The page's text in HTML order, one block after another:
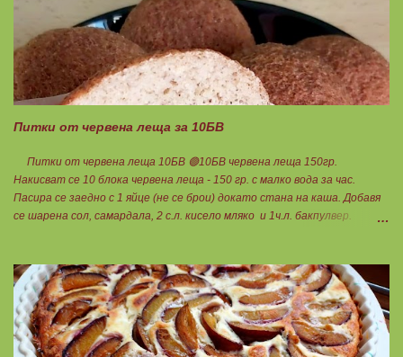
Питки от червена леща за 10БВ
Питки от червена леща 10БВ 🟢10БВ червена леща 150гр.
Накисват се 10 блока червена леща - 150 гр. с малко вода за час.
Пасира се заедно с 1 яйце (не се брои) докато стана на каша. Добавя
се шарена сол, самардала, 2 с.л. кисело мляко и 1ч.л. бакпулвер.
влажни ръце се оформят 10 еднакви топчета. Пече се в добре
загрята фурна на 200 градуса за 35-40 мин. Всяка питка е 1 блок
въглехидрат. Нека да ни е вкусно заедно! Споделено от Петя Чанева